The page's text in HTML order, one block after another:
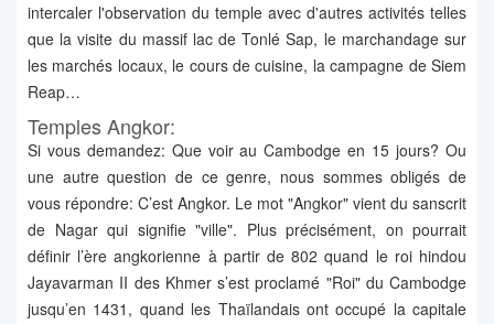
intercaler l'observation du temple avec d'autres activités telles
que la visite du massif lac de Tonlé Sap, le marchandage sur
les marchés locaux, le cours de cuisine, la campagne de Siem
Reap…
Temples Angkor:
Si vous demandez: Que voir au Cambodge en 15 jours? Ou
une autre question de ce genre, nous sommes obligés de
vous répondre: C’est Angkor. Le mot "Angkor" vient du sanscrit
de Nagar qui signifie "ville". Plus précisément, on pourrait
définir l’ère angkorienne à partir de 802 quand le roi hindou
Jayavarman II des Khmer s’est proclamé "Roi" du Cambodge
jusqu’en 1431, quand les Thaïlandais ont occupé la capitale